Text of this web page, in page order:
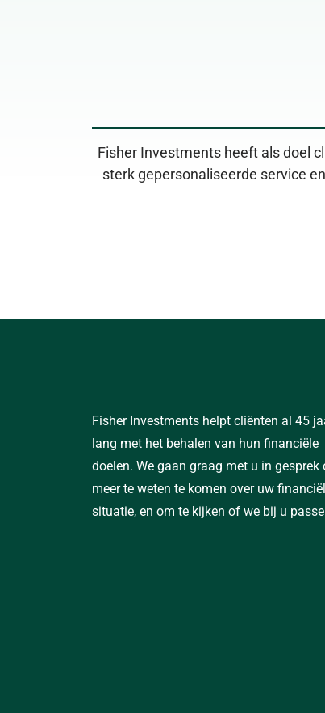
Fisher Investments heeft als doel
sterk gepersonaliseerde service
Fisher Investments helpt cliënten al 45
lang met het behalen van hun financiële
doelen. We gaan graag met u in gesprek
meer te weten te komen over uw
situatie, en om te kijken of we bij u